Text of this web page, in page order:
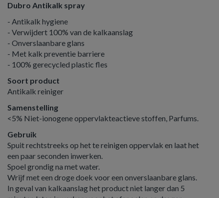
Dubro Antikalk spray
- Antikalk hygiene
- Verwijdert 100% van de kalkaanslag
- Onverslaanbare glans
- Met kalk preventie barriere
- 100% gerecycled plastic fles
Soort product
Antikalk reiniger
Samenstelling
<5% Niet-ionogene oppervlakteactieve stoffen, Parfums.
Gebruik
Spuit rechtstreeks op het te reinigen oppervlak en laat het
een paar seconden inwerken.
Spoel grondig na met water.
Wrijf met een droge doek voor een onverslaanbare glans.
In geval van kalkaanslag het product niet langer dan 5